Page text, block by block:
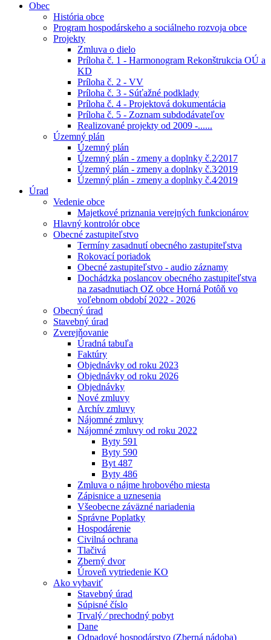
Obec
História obce
Program hospodárskeho a sociálneho rozvoja obce
Projekty
Zmluva o dielo
Príloha č. 1 - Harmonogram Rekonštrukcia OÚ a
KD
Príloha č. 2 - VV
Príloha č. 3 - Súťažné podklady
Príloha č. 4 - Projektová dokumentácia
Príloha č. 5 - Zoznam subdodávateľov
Realizované projekty od 2009 -......
Územný plán
Územný plán
Územný plán - zmeny a doplnky č.2⁄2017
Územný plán - zmeny a doplnky č.3⁄2019
Územný plán - zmeny a doplnky č.4⁄2019
Úrad
Vedenie obce
Majetkové priznania verejných funkcionárov
Hlavný kontrolór obce
Obecné zastupiteľstvo
Termíny zasadnutí obecného zastupiteľstva
Rokovací poriadok
Obecné zastupiteľstvo - audio záznamy
Dochádzka poslancov obecného zastupiteľstva
na zasadnutiach OZ obce Horná Potôň vo
voľebnom období 2022 - 2026
Obecný úrad
Stavebný úrad
Zverejňovanie
Úradná tabuľa
Faktúry
Objednávky od roku 2023
Objednávky od roku 2026
Objednávky
Nové zmluvy
Archív zmluvy
Nájomné zmluvy
Nájomné zmluvy od roku 2022
Byty 591
Byty 590
Byt 487
Byty 486
Zmluva o nájme hrobového miesta
Zápisnice a uznesenia
Všeobecne záväzné nariadenia
Správne Poplatky
Hospodárenie
Civilná ochrana
Tlačivá
Zberný dvor
Úroveň vytriedenie KO
Ako vybaviť
Stavebný úrad
Súpisné číslo
Trvalý ⁄ prechodný pobyt
Dane
Odpadové hospodárstvo (Zberná nádoba)